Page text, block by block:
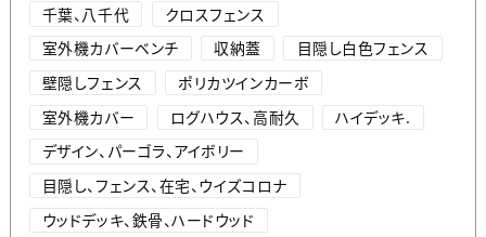
千葉、八千代
クロスフェンス
室外機カバーベンチ
収納蓋
目隠し白色フェンス
壁隠しフェンス
ポリカツインカーボ
室外機カバー
ログハウス、高耐久
ハイデッキ.
デザイン、パーゴラ、アイボリー
目隠し、フェンス、在宅、ウイズコロナ
ウッドデッキ、鉄骨、ハードウッド